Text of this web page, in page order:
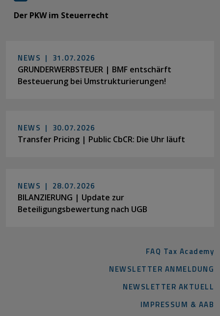
Der PKW im Steuerrecht
NEWS | 31.07.2026
GRUNDERWERBSTEUER | BMF entschärft
Besteuerung bei Umstrukturierungen!
NEWS | 30.07.2026
Transfer Pricing | Public CbCR: Die Uhr läuft
NEWS | 28.07.2026
BILANZIERUNG | Update zur
Beteiligungsbewertung nach UGB
FAQ Tax Academy
NEWSLETTER ANMELDUNG
NEWSLETTER AKTUELL
IMPRESSUM & AAB